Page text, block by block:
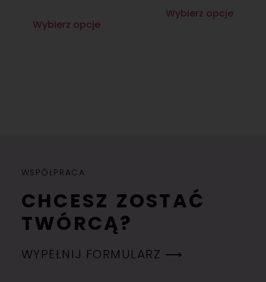
Wybierz opcje
Wybierz opcje
WSPÓŁPRACA
CHCESZ ZOSTAĆ
TWÓRCĄ?
WYPEŁNIJ FORMULARZ ⟶